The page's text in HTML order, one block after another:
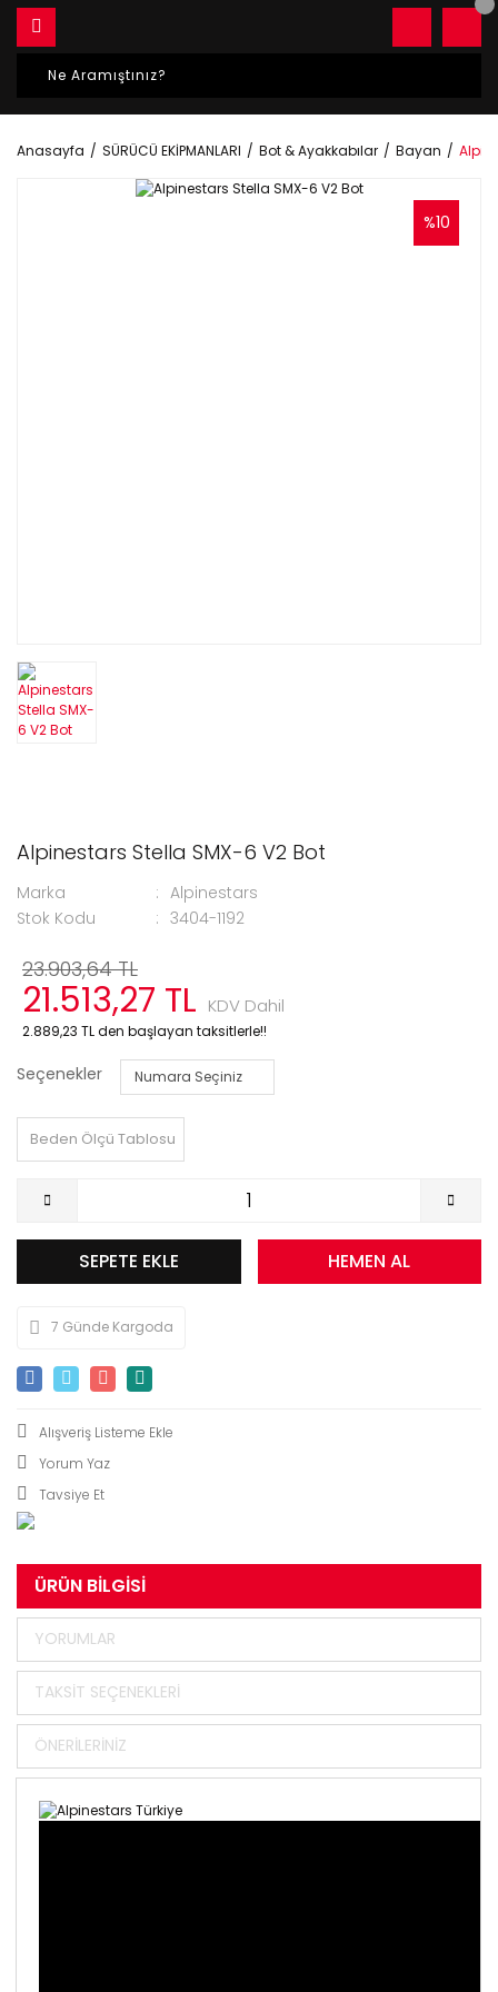
Anasayfa SÜRÜCÜ EKİPMANLARI Bot & Ayakkabılar Bayan
%10
Alpinestars Stella SMX-6 V2 Bot
Marka
Alpinestars
Stok Kodu
3404-1192
23.903,64 TL
21.513,27 TL KDV Dahil
2.889,23 TL den başlayan taksitlerle!!
Seçenekler
Beden Ölçü Tablosu
SEPETE EKLE HEMEN AL
7 Günde Kargoda
Yorum Yaz
Tavsiye Et
ÜRÜN BILGISI
YORUMLAR
TAKSIT SEÇENEKLERI
ÖNERILERINIZ